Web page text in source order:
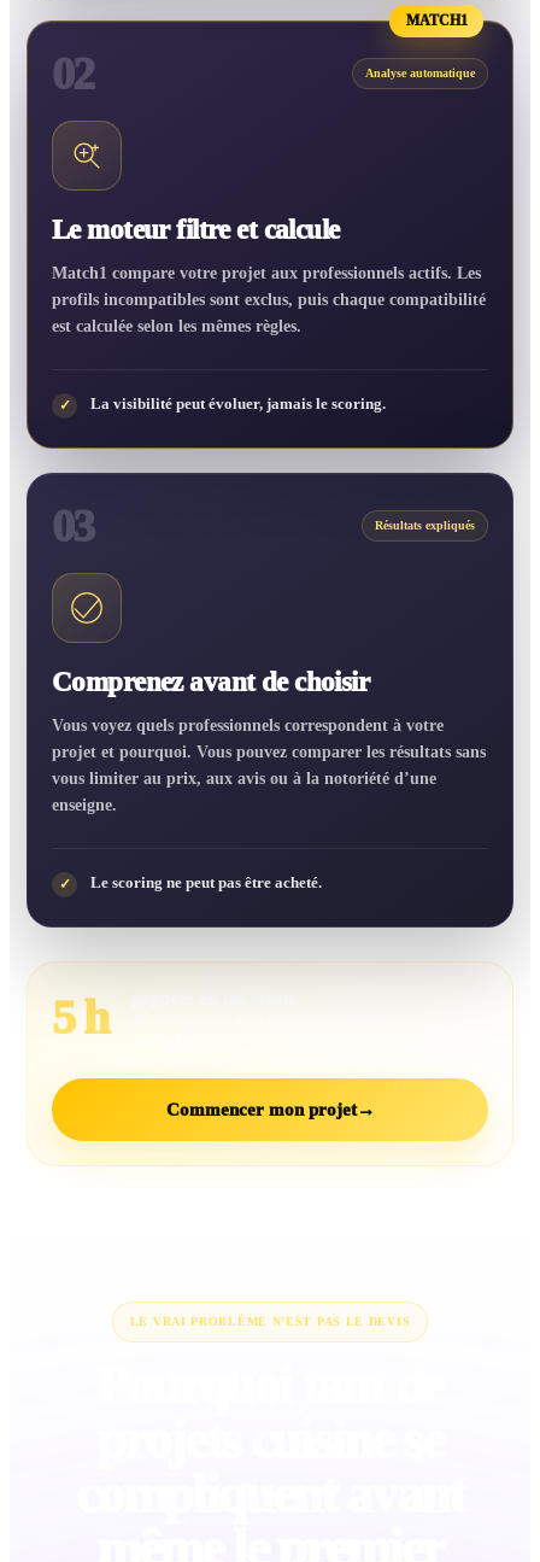
MATCH1
02 Analyse automatique
Le moteur filtre et calcule
Match1 compare votre projet aux professionnels actifs. Les
profils incompatibles sont exclus, puis chaque compatibilité
est calculée selon les mêmes règles.
✓ La visibilité peut évoluer, jamais le scoring.
03 Résultats expliqués
Comprenez avant de choisir
Vous voyez quels professionnels correspondent à votre
projet et pourquoi. Vous pouvez comparer les résultats sans
vous limiter au prix, aux avis ou à la notoriété d’une
enseigne.
✓ Le scoring ne peut pas être acheté.
5 h
Commencer mon projet→
LE VRAI PROBLÈME N’EST PAS LE DEVIS